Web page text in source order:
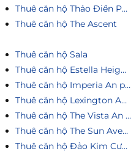
Thuê căn hộ Thảo Điền Pearl
Thuê căn hộ The Ascent
Thuê căn hộ Sala
Thuê căn hộ Estella Heights
Thuê căn hộ Imperia An phú
Thuê căn hộ Lexington An Phú
Thuê căn hộ The Vista An Phú
Thuê căn hộ The Sun Avenue
Thuê căn hộ Đảo Kim Cương